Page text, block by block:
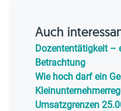
Auch
Dozententätigkeit –
Betrachtung
Wie hoch darf ein
Umsatzgrenzen